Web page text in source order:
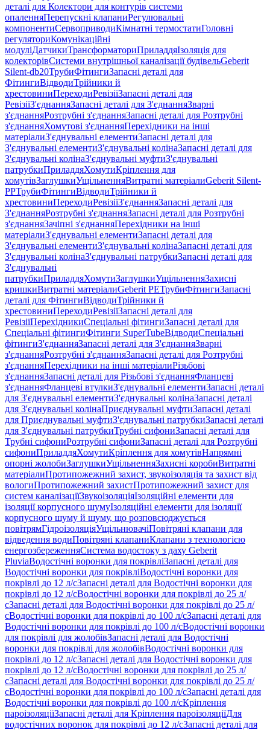
деталі для Колектори для контурів системи
опаленняПерепускні клапаниРегулювальні
компонентиСервоприводиКімнатні термостатиГоловні
регуляториКомунікаційні
модуліДатчикиТрансформаториПриладдяІзоляція для
колекторівСистеми внутрішньої каналізації будівельGeberit
Silent-db20ТрубиФітингиЗапасні деталі для
ФітингиВідводиТрійники й
хрестовиниПереходиРевізіїЗапасні деталі для
РевізіїЗ'єднанняЗапасні деталі для З'єднанняЗварні
з'єднанняРозтрубні з'єднанняЗапасні деталі для Розтрубні
з'єднанняХомутові з'єднанняПерехідники на інші
матеріалиЗ'єднувальні елементиЗапасні деталі для
З'єднувальні елементиЗ'єднувальні колінаЗапасні деталі для
З'єднувальні колінаЗ'єднувальні муфтиЗ'єднувальні
патрубкиПриладдяХомутиКріплення для
хомутівЗаглушкиУщільненняВитратні матеріалиGeberit Silent-
PPТрубиФітингиВідводиТрійники й
хрестовиниПереходиРевізіїЗ'єднанняЗапасні деталі для
З'єднанняРозтрубні з'єднанняЗапасні деталі для Розтрубні
з'єднанняЗачіпні з'єднанняПерехідники на інші
матеріалиЗ'єднувальні елементиЗапасні деталі для
З'єднувальні елементиЗ'єднувальні колінаЗапасні деталі для
З'єднувальні колінаЗ'єднувальні патрубкиЗапасні деталі для
З'єднувальні
патрубкиПриладдяХомутиЗаглушкиУщільненняЗахисні
кришкиВитратні матеріалиGeberit PEТрубиФітингиЗапасні
деталі для ФітингиВідводиТрійники й
хрестовиниПереходиРевізіїЗапасні деталі для
РевізіїПерехідникиСпеціальні фітингиЗапасні деталі для
Спеціальні фітингиФітинги SuperTubeВідводиСпеціальні
фітингиЗ'єднанняЗапасні деталі для З'єднанняЗварні
з'єднанняРозтрубні з'єднанняЗапасні деталі для Розтрубні
з'єднанняПерехідники на інші матеріалиРізьбові
з'єднанняЗапасні деталі для Різьбові з'єднанняФланцеві
з'єднанняФланцеві втулкиЗ'єднувальні елементиЗапасні деталі
для З'єднувальні елементиЗ'єднувальні колінаЗапасні деталі
для З'єднувальні колінаПриєднувальні муфтиЗапасні деталі
для Приєднувальні муфтиЗ'єднувальні патрубкиЗапасні деталі
для З'єднувальні патрубкиТрубні сифониЗапасні деталі для
Трубні сифониРозтрубні сифониЗапасні деталі для Розтрубні
сифониПриладдяХомутиКріплення для хомутівНапрямні
опорні жолобиЗаглушкиУщільненняЗахисні коробиВитратні
матеріалиПротипожежний захист, звукоізоляція та захист від
вологиПротипожежний захистПротипожежний захист для
систем каналізаціїЗвукоізоляціяІзоляційні елементи для
ізоляції корпусного шумуІзоляційні елементи для ізоляції
корпусного шуму й шуму, що розповсюджується
повітрямГідроізоляціяУщільнювачіПовітряні клапани для
відведення водиПовітряні клапаниКлапани з технологією
енергозбереженняСистема водостоку з даху Geberit
PluviaВодостічні воронки для покрівліЗапасні деталі для
Водостічні воронки для покрівліВодостічні воронки для
покрівлі до 12 л/сЗапасні деталі для Водостічні воронки для
покрівлі до 12 л/сВодостічні воронки для покрівлі до 25 л/
сЗапасні деталі для Водостічні воронки для покрівлі до 25 л/
сВодостічні воронки для покрівлі до 100 л/сЗапасні деталі для
Водостічні воронки для покрівлі до 100 л/сВодостічні воронки
для покрівлі для жолобівЗапасні деталі для Водостічні
воронки для покрівлі для жолобівВодостічні воронки для
покрівлі до 12 л/сЗапасні деталі для Водостічні воронки для
покрівлі до 12 л/сВодостічні воронки для покрівлі до 25 л/
сЗапасні деталі для Водостічні воронки для покрівлі до 25 л/
сВодостічні воронки для покрівлі до 100 л/сЗапасні деталі для
Водостічні воронки для покрівлі до 100 л/сКріплення
пароізоляціїЗапасні деталі для Кріплення пароізоляціїДля
водостічних воронок для покрівлі до 12 л/сЗапасні деталі для